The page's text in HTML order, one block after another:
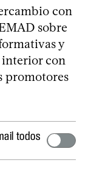
con
sobre
y
interior con
promotores
todos